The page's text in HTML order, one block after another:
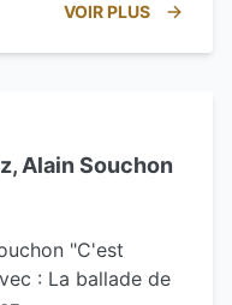
VOIR PLUS
Alain Souchon
"C'est
: La ballade de